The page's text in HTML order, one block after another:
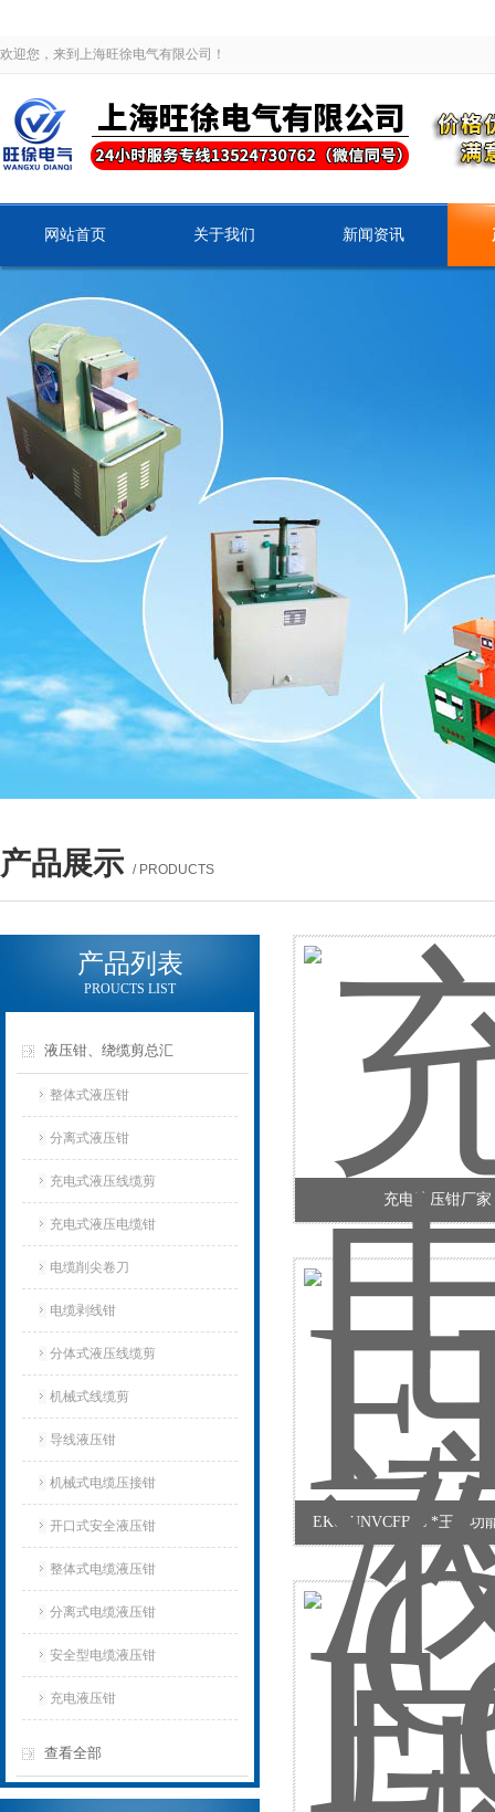
欢迎您，来到上海旺徐电气有限公司！
网站首页 关于我们 新闻资讯
产品展示 / PRODUCTS
产品列表
PROUCTS LIST
液压钳、绕缆剪总汇
整体式液压钳
分离式液压钳
充电式液压线缆剪
充电式液压电缆钳
电缆削尖卷刀
电缆剥线钳
分体式液压线缆剪
机械式线缆剪
导线液压钳
机械式电缆压接钳
开口式安全液压钳
整体式电缆液压钳
分离式电缆液压钳
安全型电缆液压钳
充电液压钳
查看全部
充电液压钳厂家
EK60UNVCFB-C *王多功